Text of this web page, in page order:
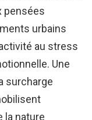
pensées
urbains
au stress
Une
surcharge
la nature